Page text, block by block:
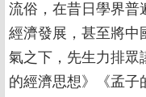
流俗，在昔日學界普
經濟發展，甚至將中
氣之下，先生力排眾
的經濟思想》《孟子